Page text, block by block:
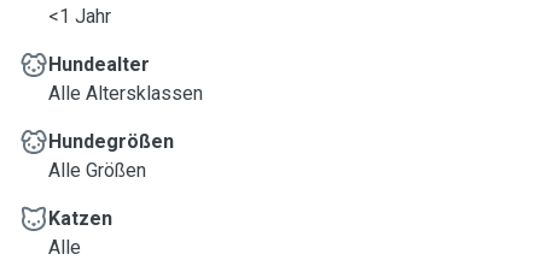
<1 Jahr
Hundealter
Alle Altersklassen
Hundegrößen
Alle Größen
Katzen
Alle